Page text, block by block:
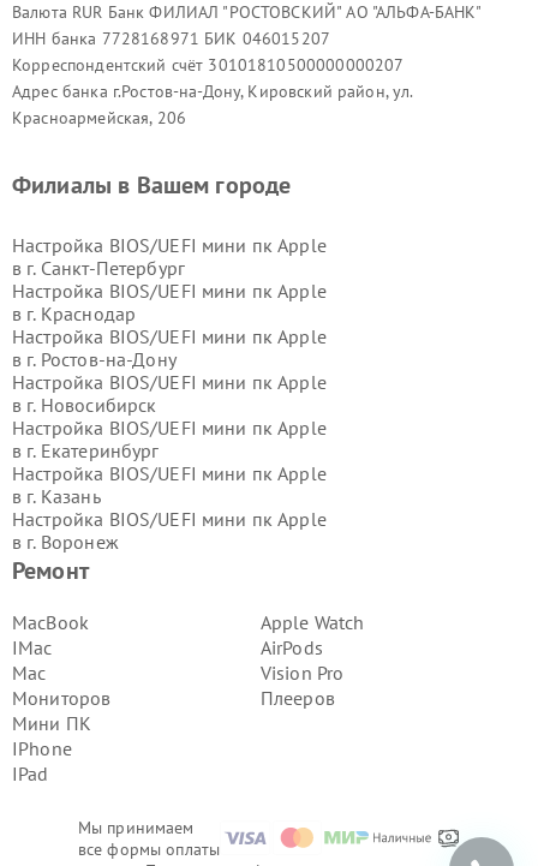
Валюта RUR Банк ФИЛИАЛ "РОСТОВСКИЙ" АО "АЛЬФА-БАНК"
ИНН банка 7728168971 БИК 046015207
Корреспондентский счёт 30101810500000000207
Адрес банка г.Ростов-на-Дону, Кировский район, ул.
Красноармейская, 206
Мы принимаем
все формы оплаты
Ремонт
MacBook
IMac
Mac
Мониторов
Мини ПК
IPhone
IPad
Apple Watch
AirPods
Vision Pro
Плееров
Филиалы в Вашем городе
Настройка BIOS/UEFI мини пк Apple
в г. Санкт-Петербург
Настройка BIOS/UEFI мини пк Apple
в г. Краснодар
Настройка BIOS/UEFI мини пк Apple
в г. Ростов-на-Дону
Настройка BIOS/UEFI мини пк Apple
в г. Новосибирск
Настройка BIOS/UEFI мини пк Apple
в г. Екатеринбург
Настройка BIOS/UEFI мини пк Apple
в г. Казань
Настройка BIOS/UEFI мини пк Apple
в г. Воронеж
Настройка BIOS/UEFI мини пк Apple
Настройка BIOS/UEFI мини пк Apple
в г.Самара
Настройка BIOS/UEFI мини пк Apple
в г.Пермь
Настройка BIOS/UEFI мини пк Apple
в г.Красноярск
Настройка BIOS/UEFI мини пк Apple
в г.Ижевск
Челябинск
Настройка BIOS/UEFI мини пк Apple
Тюмень